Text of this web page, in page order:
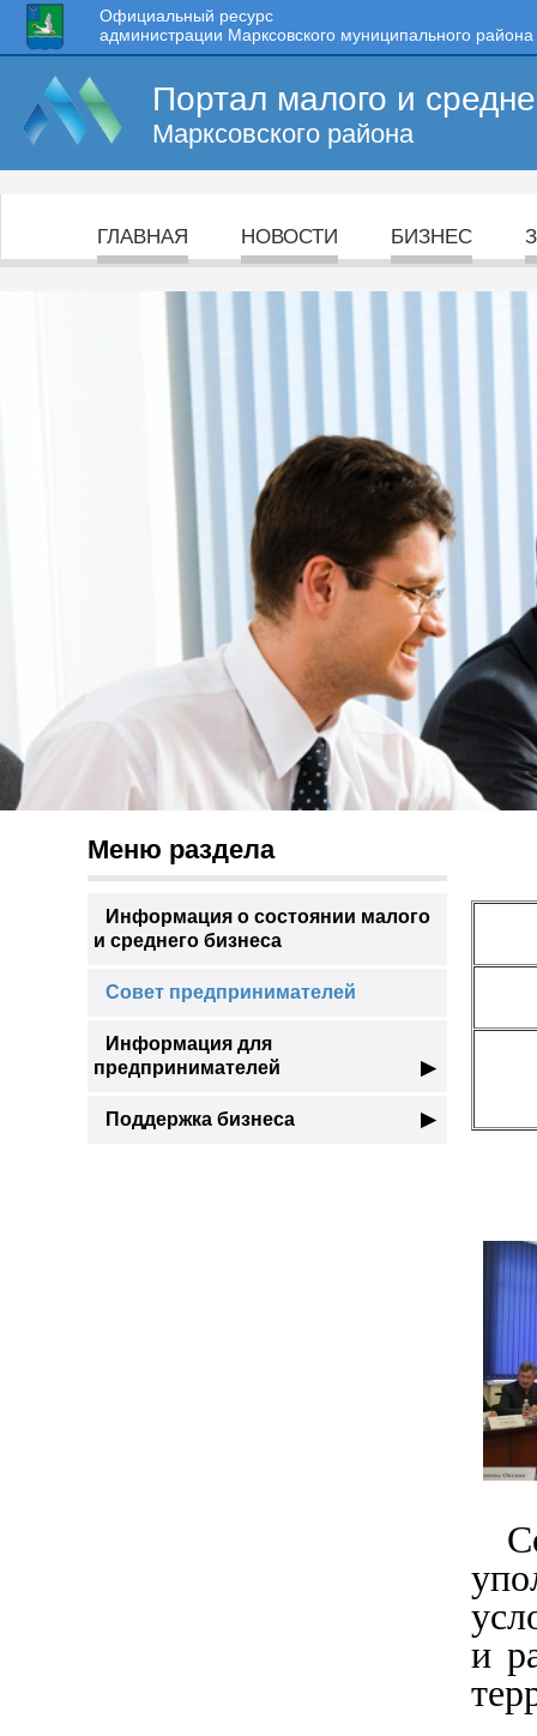
Официальный ресурс
администрации Марксовского муниципального района
Портал малого и
Марксовского района
ГЛАВНАЯ НОВОСТИ БИЗНЕС
Меню раздела
Информация о состоянии малого
и среднего бизнеса
Совет предпринимателей
Информация для
предпринимателей
▶
Поддержка бизнеса ▶
и